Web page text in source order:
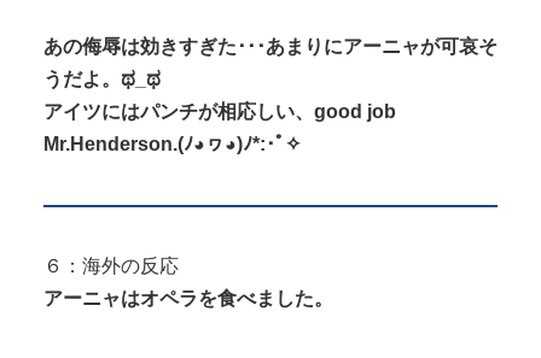
あの侮辱は効きすぎた･･･あまりにアーニャが可哀そ
うだよ。ಥ_ಥ
アイツにはパンチが相応しい、good job
Mr.Henderson.(ﾉ◕ヮ◕)ﾉ*:･ﾟ✧
６：海外の反応
アーニャはオペラを食べました。